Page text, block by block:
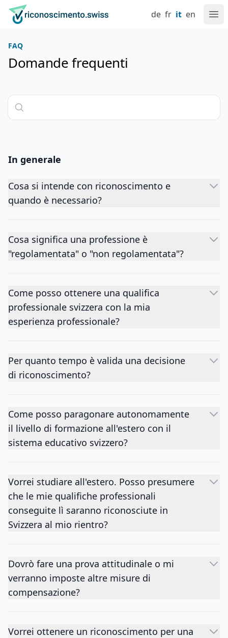
Navigate su riconoscimento.swiss
Vai al contenuto
Impostazione lingua
Navigazione principale
Alla homepage de fr it en
FAQ
Domande frequenti
In generale
Cosa si intende con riconoscimento e
quando è necessario?
Cosa significa una professione è
"regolamentata" o "non regolamentata"?
Come posso ottenere una qualifica
professionale svizzera con la mia
esperienza professionale?
Per quanto tempo è valida una decisione
di riconoscimento?
Come posso paragonare autonomamente
il livello di formazione all'estero con il
sistema educativo svizzero?
Vorrei studiare all'estero. Posso presumere
che le mie qualifiche professionali
conseguite lì saranno riconosciute in
Svizzera al mio rientro?
Dovrò fare una prova attitudinale o mi
verranno imposte altre misure di
compensazione?
Vorrei ottenere un riconoscimento per una